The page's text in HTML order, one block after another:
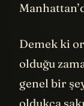
Demek ki
olduğu
genel bir
oldukça